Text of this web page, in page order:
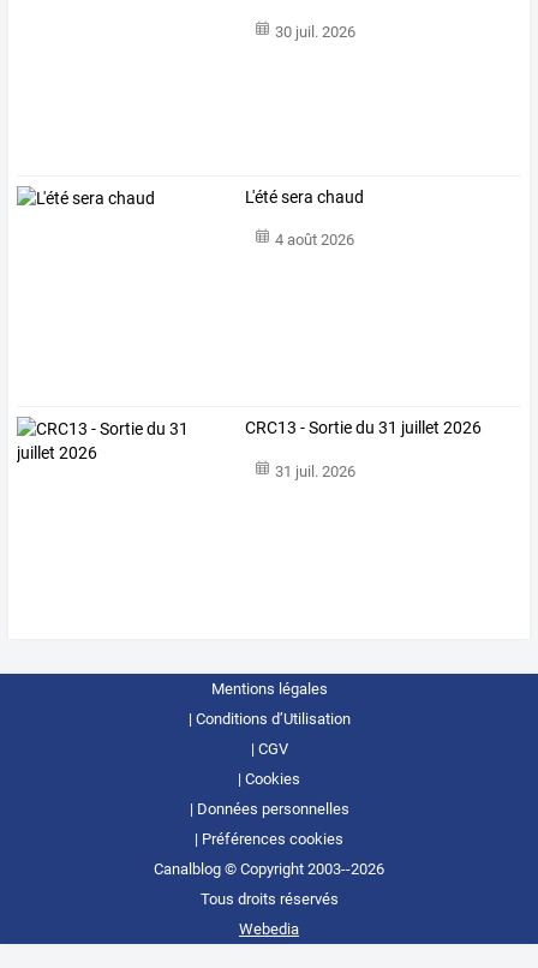
30 juil. 2026
L'été sera chaud
4 août 2026
CRC13 - Sortie du 31 juillet 2026
31 juil. 2026
Mentions légales
Conditions d’Utilisation
CGV
Cookies
Données personnelles
Préférences cookies
Canalblog © Copyright 2003--2026
Tous droits réservés
Webedia